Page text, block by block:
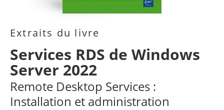
Extraits du livre
Services RDS de Windows
Server 2022
Remote Desktop Services :
Installation et administration